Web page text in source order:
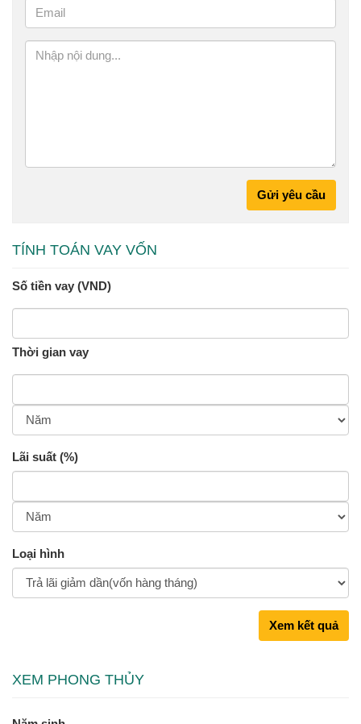
Gửi yêu cầu
TÍNH TOÁN VAY VỐN
Số tiền vay (VND)
Thời gian vay
Lãi suất (%)
Loại hình
Xem kết quả
XEM PHONG THỦY